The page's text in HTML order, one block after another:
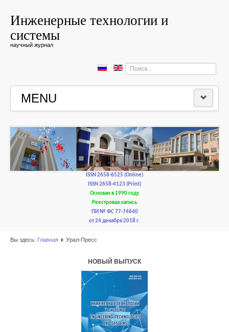
Инженерные технологии и
системы
научный журнал
Искать...
MENU
РЕДКОЛЛЕГИЯ
РЕДАКЦИОННАЯ ПОЛИТИКА И ЭТИКА
ISSN 2658-6525 (Online)
ISSN 2658-4123 (Print)
Основан в 1990 году
Реестровая запись
ПИ № ФС 77-74640
от 24 декабря 2018 г.
Вы здесь: Главная Урал-Пресс
НОВЫЙ ВЫПУСК